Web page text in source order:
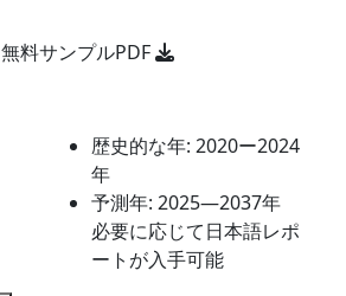
無料サンプルPDF
歴史的な年: 2020ー2024
年
予測年: 2025―2037年
必要に応じて日本語レポ
ートが入手可能